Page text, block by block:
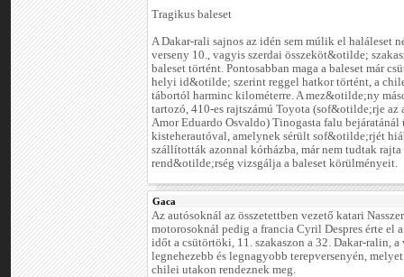
Tragikus baleset
A Dakar-rali sajnos az idén sem múlik el haláleset
verseny 10., vagyis szerdai összeköt&otilde;
baleset történt. Pontosabban maga a baleset már
helyi id&otilde; szerint reggel hatkor történt, a
tábortól harminc kilométerre. A mez&otilde;ny
tartozó, 410-es rajtszámú Toyota (sof&otilde;rje az
Amor Eduardo Osvaldo) Tinogasta falu
kisteherautóval, amelynek sérült sof&otilde;rjét
szállították azonnal kórházba, már nem tudtak rajta
rend&otilde;rség vizsgálja a baleset körülményeit.
Gaca
Az autósoknál az összetettben vezető katari
motorosoknál pedig a francia Cyril Despres érte el
időt a csütörtöki, 11. szakaszon a 32. Dakar-ralin,
legnehezebb és legnagyobb terepversenyén,
chilei utakon rendeznek meg.